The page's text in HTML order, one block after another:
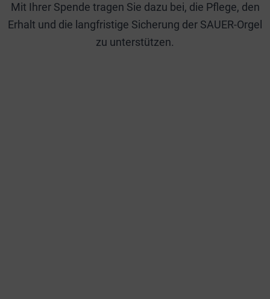
Mit Ihrer Spende tragen Sie dazu bei, die Pflege, den
Erhalt und die langfristige Sicherung der SAUER-Orgel
zu unterstützen.